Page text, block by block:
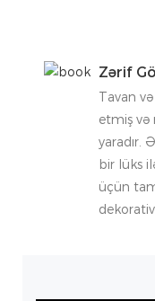
Zərif
Tavan
etmiş və
yaradır.
bir lüks
üçün